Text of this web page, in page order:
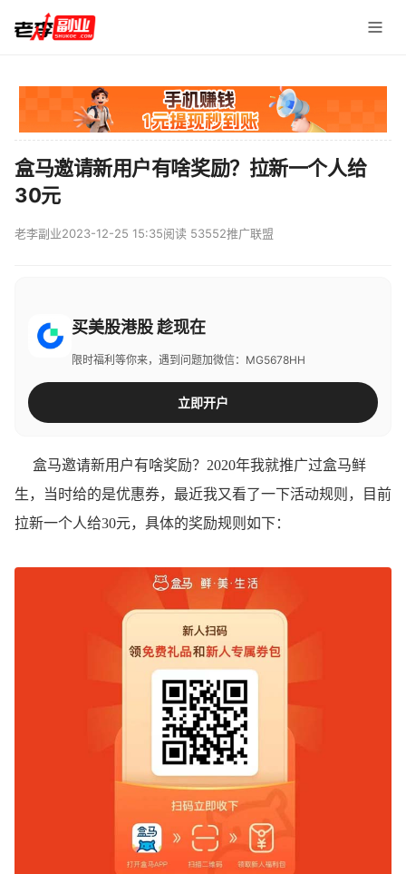
盒马邀请新用户有啥奖励？拉新一个人给
30元
老李副业2023-12-25 15:35阅读 53552推广联盟
买美股港股 趁现在
限时福利等你来，遇到问题加微信：MG5678HH
立即开户
盒马邀请新用户有啥奖励？2020年我就推广过盒马鲜
生，当时给的是优惠券，最近我又看了一下活动规则，目前
拉新一个人给30元，具体的奖励规则如下：